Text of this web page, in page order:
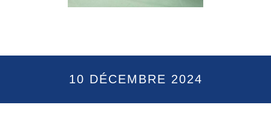
10 DÉCEMBRE 2024